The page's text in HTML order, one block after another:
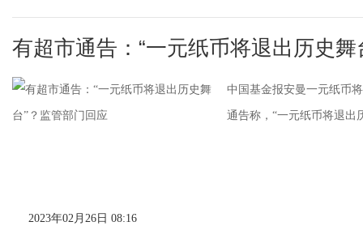
有超市通告：“一元纸币将退出历史舞
中国基金报安曼一元纸币
通告称，“一元纸币将退出
2023年02月26日 08:16